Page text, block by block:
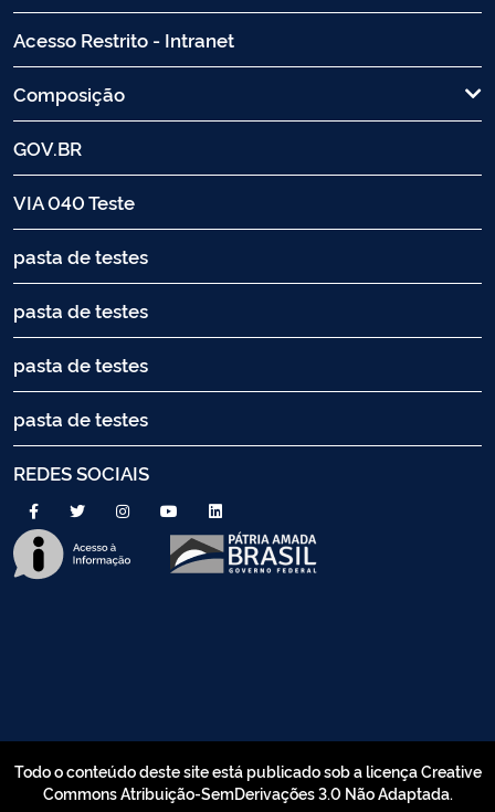
Acesso Restrito - Intranet
Composição
GOV.BR
VIA 040 Teste
pasta de testes
pasta de testes
pasta de testes
pasta de testes
REDES SOCIAIS
Todo o conteúdo deste site está publicado sob a licença Creative
Commons Atribuição-SemDerivações 3.0 Não Adaptada.